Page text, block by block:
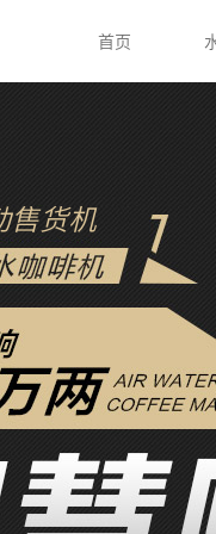
首页
售货机